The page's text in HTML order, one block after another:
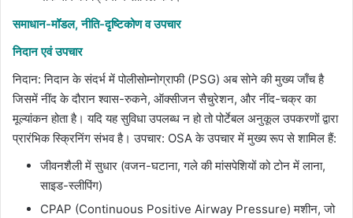
समाधान-मॉडल, नीति-दृष्टिकोण व उपचार
निदान एवं उपचार
निदान: निदान के संदर्भ में पोलीसोम्नोग्राफी (PSG) अब सोने की मुख्य जाँच है
जिसमें नींद के दौरान श्वास-रुकने, ऑक्सीजन सैचुरेशन, और नींद-चक्र का
मूल्यांकन होता है। यदि यह सुविधा उपलब्ध न हो तो पोर्टेबल अनुकूल उपकरणों द्वारा
प्रारंभिक स्क्रिनिंग संभव है। उपचार: OSA के उपचार में मुख्य रूप से शामिल हैं:
जीवनशैली में सुधार (वजन-घटाना, गले की मांसपेशियों को टोन में लाना,
साइड-स्लीपिंग)
CPAP (Continuous Positive Airway Pressure) मशीन, जो